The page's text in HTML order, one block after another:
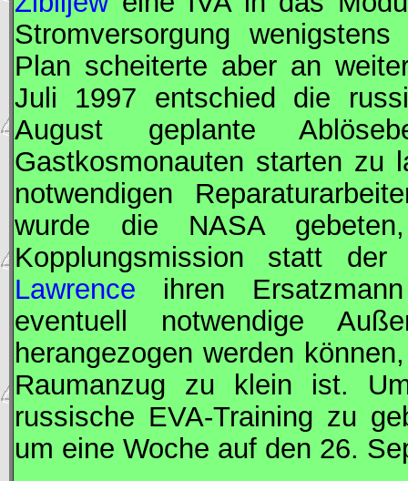
Stromversorgung
Plan scheiterte aber an
Juli 1997 entschied die
August geplante
Gastkosmonauten starten zu
notwendigen
wurde die NASA
Kopplungsmission statt der
Lawrence ihren
eventuell notwendige
herangezogen werden
Raumanzug zu klein ist.
russische EVA-Training zu
um eine Woche auf den 26.